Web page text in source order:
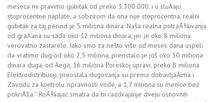
meseca mi pravimo gubitak od preko 3.300.000. i u sluÄaju
stoprocentne naplate, a sobzirom da ona nije stoprocentna, realni
gubitak za taj period je 5 miliona dinara. Naša realna potraÅ¾ivanja
od graÄ‘ana su sada oko 12 miliona dinara, jer je oko 8 miliona
verovatno zastarelo. Iako smo za nešto više od mesec dana uspeli
da vratimo dug od oko 2,5 miliona, preostalo je još oko 30 miliona
dinara duga, od Äega, 16 miliona Poreskoj upravi, preko 8 miliona
Elektrodistribuciji, preostala dugovanja su prema dobavljaÄima i
Zavodu za kontrolu ispravnosti vode, a 1,7 miliona su menice bez
pokriÄ‡a.'' RoÅ¾ajac smatra da bi razdvajanje dveju osnovnih